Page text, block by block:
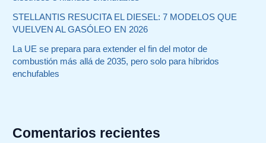
STELLANTIS RESUCITA EL DIESEL: 7 MODELOS QUE
VUELVEN AL GASÓLEO EN 2026
La UE se prepara para extender el fin del motor de
combustión más allá de 2035, pero solo para híbridos
enchufables
Comentarios recientes